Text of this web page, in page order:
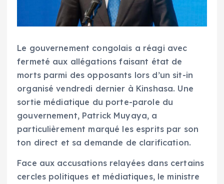
Le gouvernement congolais a réagi avec
fermeté aux allégations faisant état de
morts parmi des opposants lors d’un sit-in
organisé vendredi dernier à Kinshasa. Une
sortie médiatique du porte-parole du
gouvernement, Patrick Muyaya, a
particulièrement marqué les esprits par son
ton direct et sa demande de clarification.
Face aux accusations relayées dans certains
cercles politiques et médiatiques, le ministre